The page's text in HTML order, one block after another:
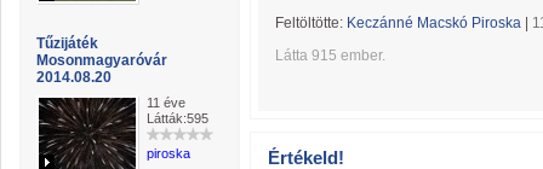
Tűzijáték
Mosonmagyaróvár
2014.08.20
11 éve
Látták:595
piroska
Feltöltötte: Keczánné Macskó Piroska
Látta 915 ember.
Értékeld!